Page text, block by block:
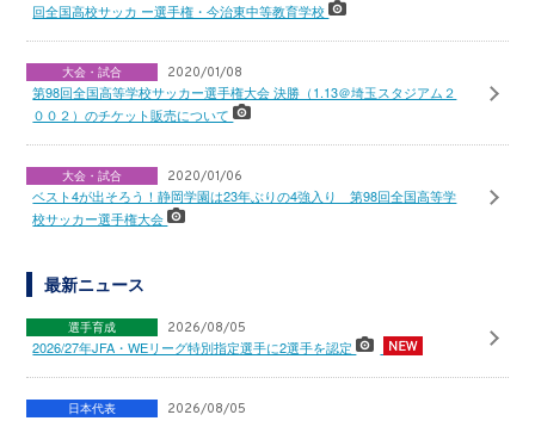
回全国高校サッカ ー選手権・今治東中等教育学校
大会・試合 2020/01/08
第98回全国高等学校サッカー選手権大会 決勝（1.13＠埼玉スタジアム２
００２）のチケット販売について
大会・試合 2020/01/06
ベスト4が出そろう！静岡学園は23年ぶりの4強入り 第98回全国高等学
校サッカー選手権大会
最新ニュース
選手育成 2026/08/05
2026/27年JFA・WEリーグ特別指定選手に2選手を認定
日本代表 2026/08/05